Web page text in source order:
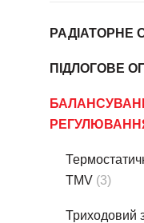
РАДІАТОРНЕ
ПІДЛОГОВЕ
TMV (3)
Триходовий